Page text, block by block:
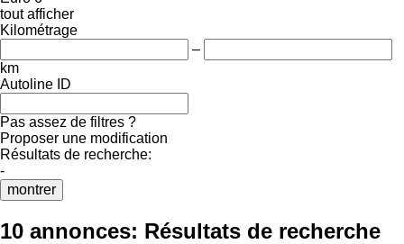
tout afficher
Kilométrage
–
km
Autoline ID
Pas assez de filtres ?
Proposer une modification
Résultats de recherche:
-
montrer
10 annonces: Résultats de recherche